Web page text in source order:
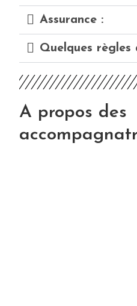
Assurance :
Quelques règles
A propos des